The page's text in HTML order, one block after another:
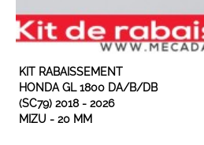
KIT RABAISSEMENT
HONDA GL 1800 DA/B/DB
(SC79) 2018 - 2026
MIZU - 20 MM